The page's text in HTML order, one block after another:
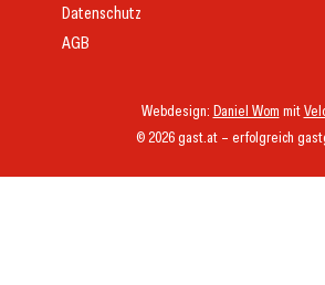
© 2026 gast.at – erfolgreich
Webdesign: Daniel Wom mit
Datenschutz
AGB